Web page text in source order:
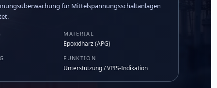
für Mittelspannungsschaltanlagen
MATERIAL
Epoxidharz (APG)
FUNKTION
Unterstützung / VPIS-Indikation